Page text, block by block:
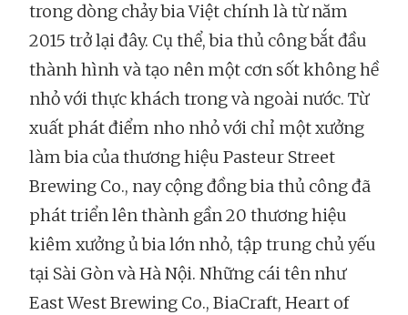
trong dòng chảy bia Việt chính là từ năm
2015 trở lại đây. Cụ thể, bia thủ công bắt đầu
thành hình và tạo nên một cơn sốt không hề
nhỏ với thực khách trong và ngoài nước. Từ
xuất phát điểm nho nhỏ với chỉ một xưởng
làm bia của thương hiệu Pasteur Street
Brewing Co., nay cộng đồng bia thủ công đã
phát triển lên thành gần 20 thương hiệu
kiêm xưởng ủ bia lớn nhỏ, tập trung chủ yếu
tại Sài Gòn và Hà Nội. Những cái tên như
East West Brewing Co., BiaCraft, Heart of